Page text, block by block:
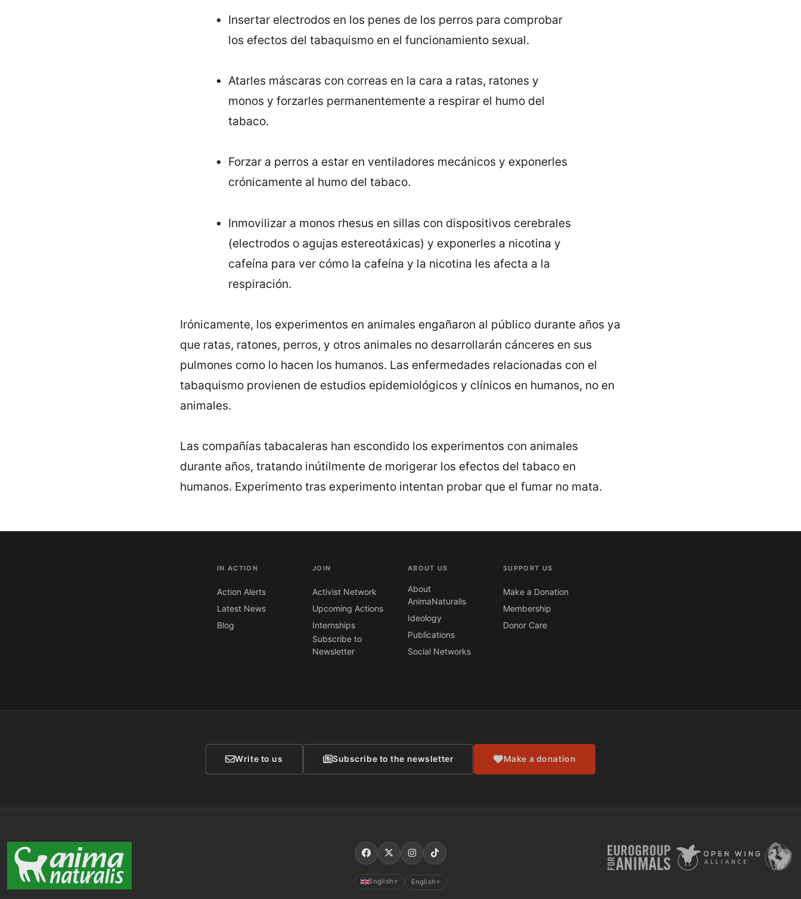
Insertar electrodos en los penes de los perros para comprobar
los efectos del tabaquismo en el funcionamiento sexual.
Atarles máscaras con correas en la cara a ratas, ratones y
monos y forzarles permanentemente a respirar el humo del
tabaco.
Forzar a perros a estar en ventiladores mecánicos y exponerles
crónicamente al humo del tabaco.
Inmovilizar a monos rhesus en sillas con dispositivos cerebrales
(electrodos o agujas estereotáxicas) y exponerles a nicotina y
cafeí­na para ver cómo la cafeí­na y la nicotina les afecta a la
respiración.
Irónicamente, los experimentos en animales engañaron al público durante años ya
que ratas, ratones, perros, y otros animales no desarrollarán cánceres en sus
pulmones como lo hacen los humanos. Las enfermedades relacionadas con el
tabaquismo provienen de estudios epidemiológicos y clí­nicos en humanos, no en
animales.
Las compañí­as tabacaleras han escondido los experimentos con animales
durante años, tratando inútilmente de morigerar los efectos del tabaco en
humanos. Experimento tras experimento intentan probar que el fumar no mata.
IN ACTION
Action Alerts
Latest News
Blog
JOIN
Activist Network
Upcoming Actions
Internships
Subscribe to
Newsletter
ABOUT US
About
AnimaNaturalis
Ideology
Publications
Social Networks
SUPPORT US
Make a Donation
Membership
Donor Care
Write to us Subscribe to the newsletter Make a donation
English ▼ English ▼